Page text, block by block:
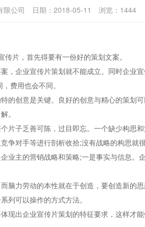
限公司 日期： 2018-05-11 浏览： 1444
片，首先得要有一份好的策划文案。
企业宣传片策划就不能成立。同时企业
费用也会不同。
创意是关键。良好的创意与精心的策划
。
子乏善可陈，过目即忘。一个缺少构思和
对手等进行剖析收拾;没有战略的构思就
主的营销战略和策略;一是事实与信息。
力劳动的本性就在于创造，要创造新的
列可以操作的方式方法。
出企业宣传片策划的特征要求，这样才